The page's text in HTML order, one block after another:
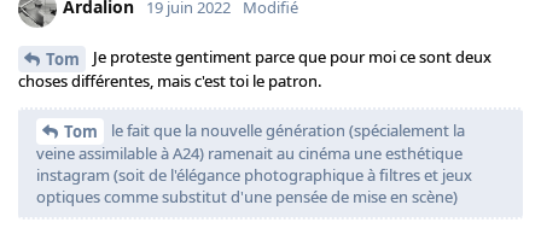
Ardalion 19 juin 2022 Modifié
Tom
Je proteste gentiment parce que pour moi ce sont deux
choses différentes, mais c'est toi le patron.
Tom
le fait que la nouvelle génération (spécialement la
veine assimilable à A24) ramenait au cinéma une esthétique
instagram (soit de l'élégance photographique à filtres et jeux
optiques comme substitut d'une pensée de mise en scène)